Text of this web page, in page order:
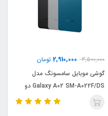
3,500,000
2,910,000 تومان
گوشی موبایل سامسونگ مدل
Galaxy A02 SM-A022F/DS دو
سیم کارت ظرفیت 64 گیگابایت و رم